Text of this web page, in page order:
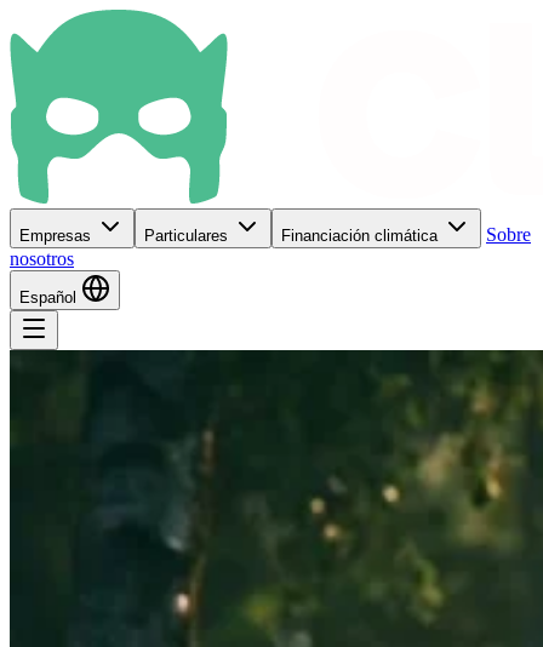
Empresas Particulares Financiación climática
Sobre
nosotros
Español